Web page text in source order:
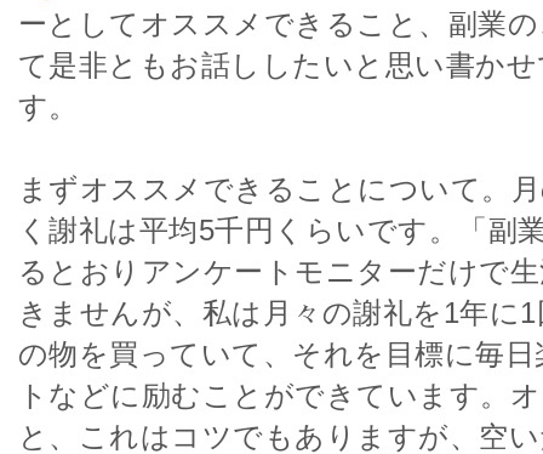
ーとしてオススメできること、副業
て是非ともお話ししたいと思い書か
す。
まずオススメできることについて。
く謝礼は平均5千円くらいです。「副
るとおりアンケートモニターだけで
きませんが、私は月々の謝礼を1年に
の物を買っていて、それを目標に毎
トなどに励むことができています。
と、これはコツでもありますが、空